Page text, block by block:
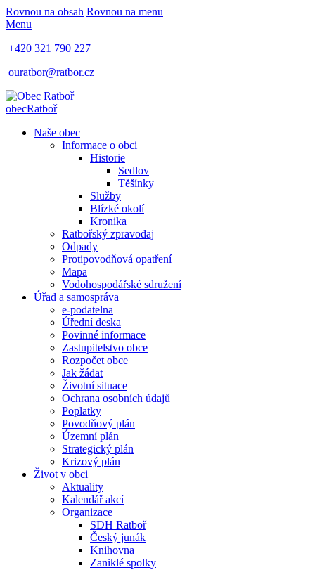
Rovnou na obsah Rovnou na menu
Menu
+420 321 790 227
ouratbor@ratbor.cz
obecRatboř
Naše obec
Informace o obci
Historie
Sedlov
Těšínky
Služby
Blízké okolí
Kronika
Ratbořský zpravodaj
Odpady
Protipovodňová opatření
Mapa
Vodohospodářské sdružení
Úřad a samospráva
e-podatelna
Úřední deska
Povinné informace
Zastupitelstvo obce
Rozpočet obce
Jak žádat
Životní situace
Ochrana osobních údajů
Poplatky
Povodňový plán
Územní plán
Strategický plán
Krizový plán
Život v obci
Aktuality
Kalendář akcí
Organizace
SDH Ratboř
Český junák
Knihovna
Zaniklé spolky